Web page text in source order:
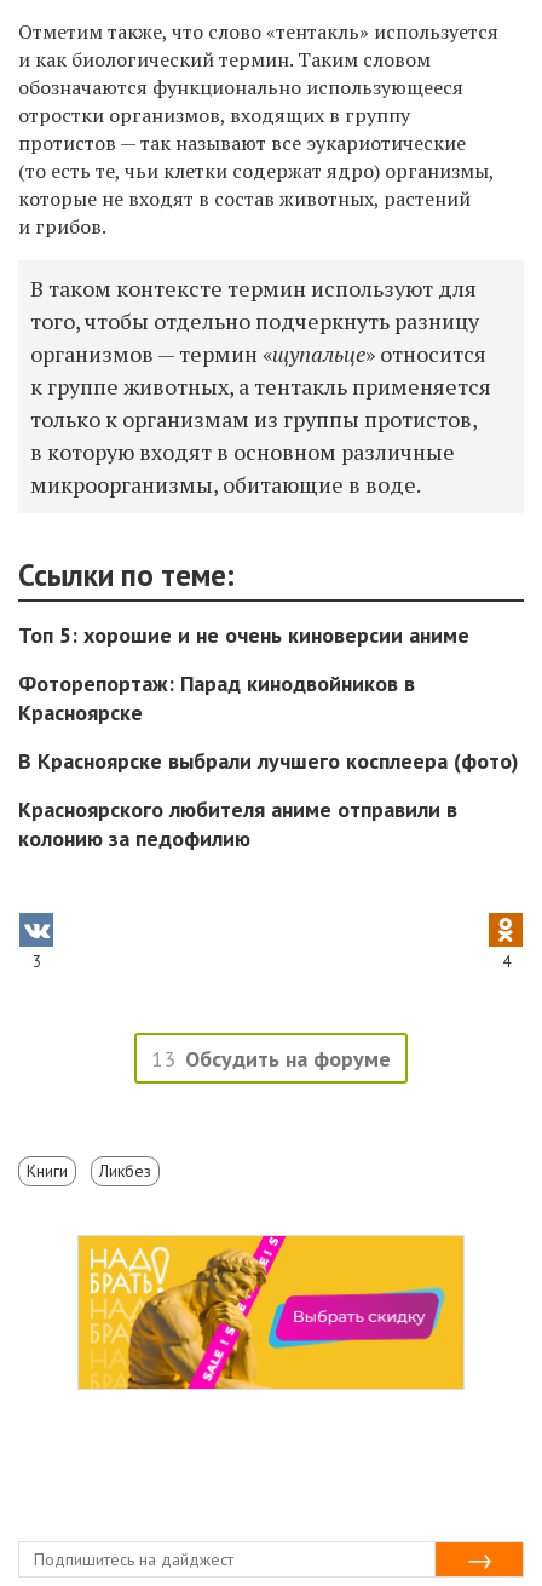
Отметим также, что слово «тентакль» используется
и как биологический термин. Таким словом
обозначаются функционально использующееся
отростки организмов, входящих в группу
протистов — так называют все эукариотические
(то есть те, чьи клетки содержат ядро) организмы,
которые не входят в состав животных, растений
и грибов.
В таком контексте термин используют для
того, чтобы отдельно подчеркнуть разницу
организмов — термин «щупальце» относится
к группе животных, а тентакль применяется
только к организмам из группы протистов,
в которую входят в основном различные
микроорганизмы, обитающие в воде.
Ссылки по теме:
Топ 5: хорошие и не очень киноверсии аниме
Фоторепортаж: Парад кинодвойников в
Красноярске
В Красноярске выбрали лучшего косплеера (фото)
Красноярского любителя аниме отправили в
колонию за педофилию
3 4
13 Обсудить на форуме
Книги Ликбез